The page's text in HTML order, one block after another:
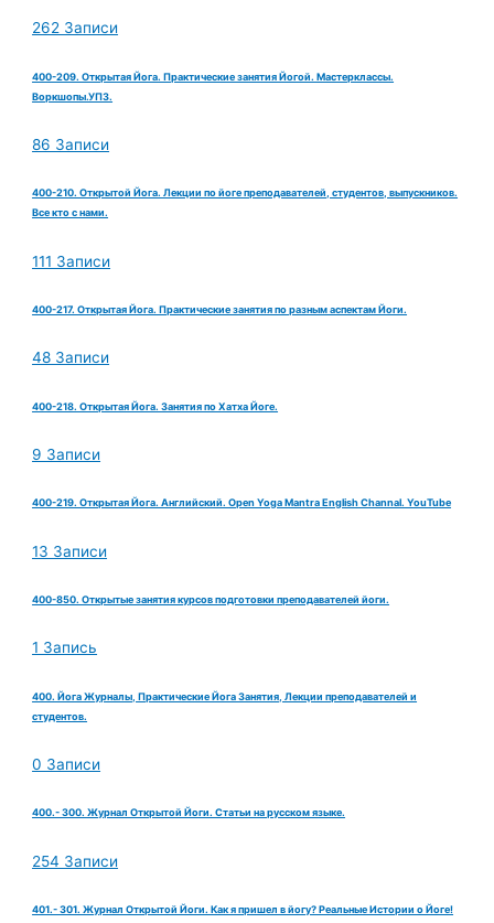
262 Записи
400-209. Открытая Йога. Практические занятия Йогой. Мастерклассы.
Воркшопы.УПЗ.
86 Записи
400-210. Открытой Йога. Лекции по йоге преподавателей, студентов, выпускников.
Все кто с нами.
111 Записи
400-217. Открытая Йога. Практические занятия по разным аспектам Йоги.
48 Записи
400-218. Открытая Йога. Занятия по Хатха Йоге.
9 Записи
400-219. Открытая Йога. Английский. Open Yoga Mantra English Channal. YouTube
13 Записи
400-850. Открытые занятия курсов подготовки преподавателей йоги.
1 Запись
400. Йога Журналы, Практические Йога Занятия, Лекции преподавателей и
студентов.
0 Записи
400.- 300. Журнал Открытой Йоги. Статьи на русском языке.
254 Записи
401.- 301. Журнал Открытой Йоги. Как я пришел в йогу? Реальные Истории о Йоге!